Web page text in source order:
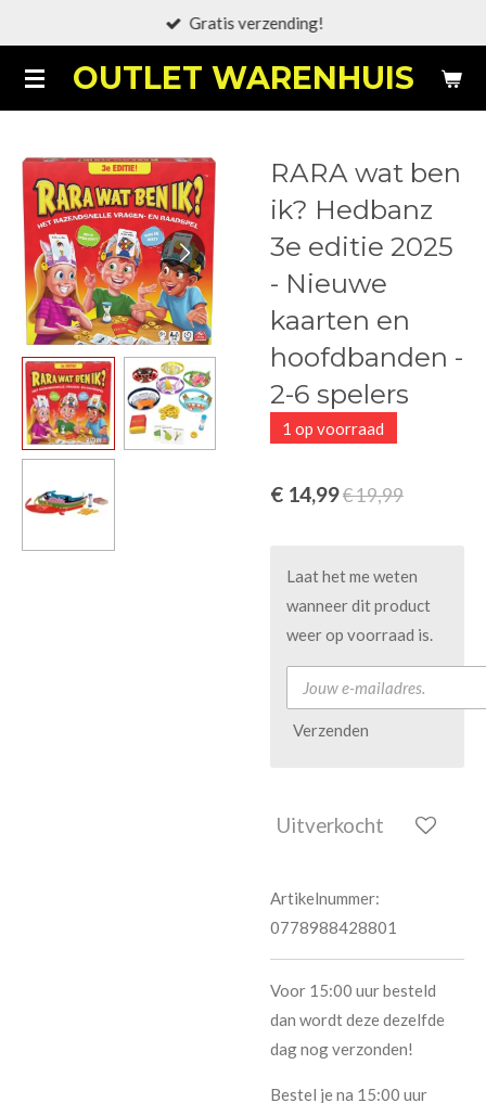
naar
de
OUTLET WARENHUIS
Gratis verzending!
RARA wat ben
ik? Hedbanz
3e editie 2025
- Nieuwe
kaarten en
hoofdbanden -
2-6 spelers
1 op voorraad
€ 14,99€ 19,99
Laat het me weten
wanneer dit product
weer op voorraad is.
Verzenden
Uitverkocht
Artikelnummer:
0778988428801
Voor 15:00 uur besteld
dan wordt deze dezelfde
dag nog verzonden!
Bestel je na 15:00 uur